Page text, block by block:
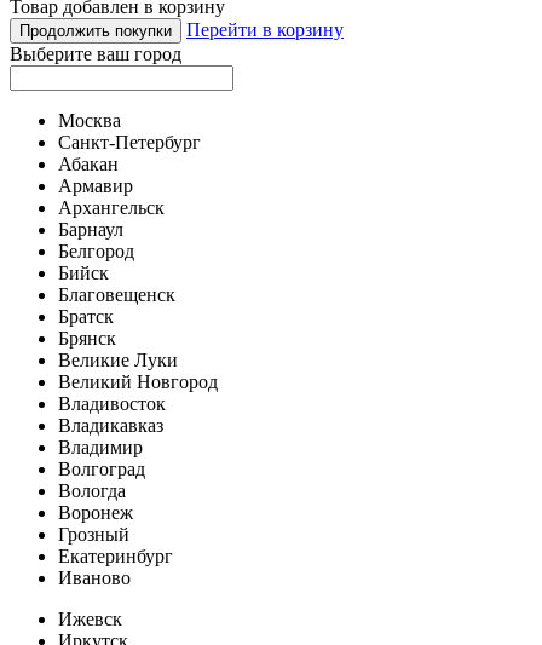
Товар добавлен в корзину
Продолжить покупки
Перейти в корзину
Выберите ваш город
Москва
Санкт-Петербург
Абакан
Армавир
Архангельск
Барнаул
Белгород
Бийск
Благовещенск
Братск
Брянск
Великие Луки
Великий Новгород
Владивосток
Владикавказ
Владимир
Волгоград
Вологда
Воронеж
Грозный
Екатеринбург
Иваново
Ижевск